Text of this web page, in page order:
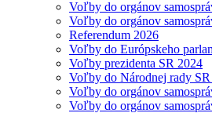
Voľby do orgánov
Voľby do orgánov
Referendum 2026
Voľby do Európskeho
Voľby prezidenta SR 2024
Voľby do Národnej rady
Voľby do orgánov
Voľby do orgánov